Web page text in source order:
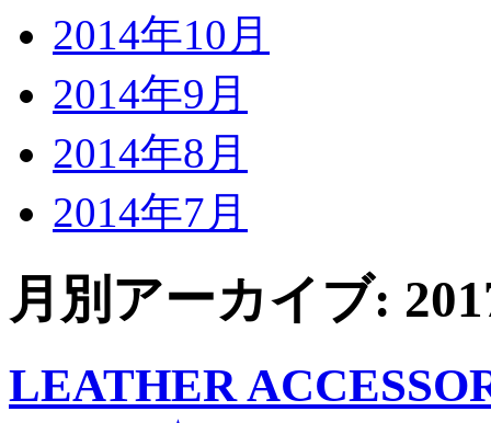
2014年10月
2014年9月
2014年8月
2014年7月
月別アーカイブ:
LEATHER